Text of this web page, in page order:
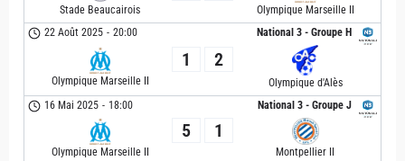
Stade Beaucairois
Olympique Marseille II
National 3 - Groupe H
22 Août 2025 - 20:00
Olympique Marseille II
1 2
Olympique d'Alès
National 3 - Groupe J
16 Mai 2025 - 18:00
Olympique Marseille II
5 1
Montpellier II